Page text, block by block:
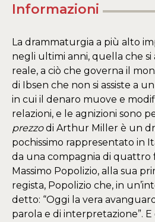
Informazioni
La drammaturgia a più alto
negli ultimi anni, quella che si
reale, a ciò che governa il
di Ibsen che non si assiste a
in cui il denaro muove e
relazioni, e le agnizioni sono
prezzodi Arthur Miller è un
pochissimo rappresentato in
da una compagnia di quattro
Massimo Popolizio, alla sua
regista, Popolizio che, in
detto: “Oggi la vera
parola e di interpretazione”. E